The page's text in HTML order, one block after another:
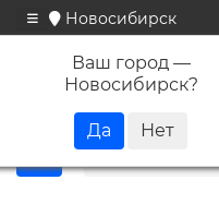
Новосибирск
Ваш город —
Новосибирск?